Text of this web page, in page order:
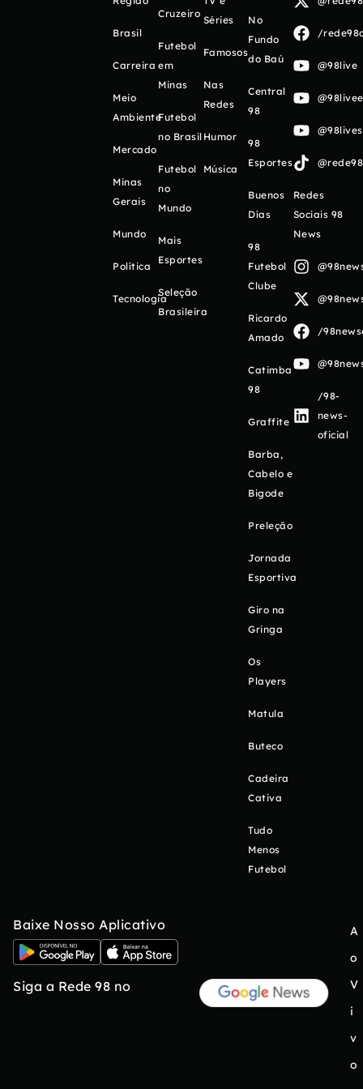
Brasil
Carreira
Meio
Ambiente
Mercado
Minas
Gerais
Mundo
Política
Tecnologia
Cruzeiro
Futebol
em
Minas
Futebol
no Brasil
Futebol
no
Mundo
Mais
Esportes
Seleção
Brasileira
Séries
Famosos
Nas
Redes
Humor
Música
No
Fundo
do Baú
Central
98
98
Esportes
Buenos
Días
98
Futebol
Clube
Ricardo
Amado
Catimba
98
Graffite
Barba,
Cabelo e
Bigode
Preleção
Jornada
Esportiva
Giro na
Gringa
Os
Players
Matula
Buteco
Cadeira
Cativa
Tudo
Menos
Futebol
/
@98live
Redes
Sociais 98
News
/
/98-
news-
oficial
Baixe Nosso Aplicativo
Siga a Rede 98 no
A
o
V
i
v
o